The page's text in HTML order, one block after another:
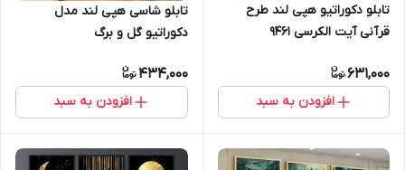
تابلو دکوراتیو هپی لند طرح
قرآنی آیت الکرسی 9461
631,000
افزودن به سبد
تابلو شاسی هپی لند مدل
دکوراتیو گل و برگ
434,000
افزودن به سبد